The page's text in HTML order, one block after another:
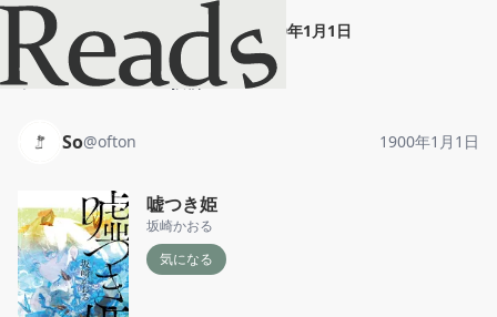
So 嘘つき姫" 1900年1月1日
ホーム So 投稿
So@ofton 1900年1月1日
嘘つき姫
坂崎かおる
気になる